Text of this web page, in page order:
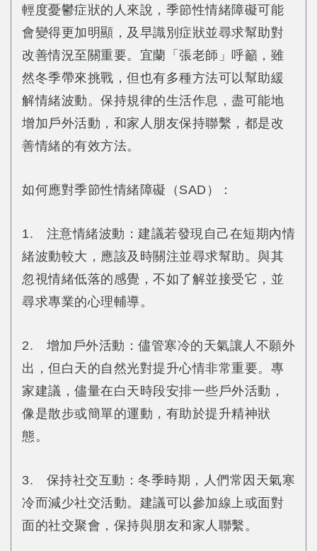
輕度憂鬱症狀的人來說，季節性情緒障礙可能
會變得更加明顯，及早識別症狀並尋求幫助對
改善情況至關重要。宜蘭「張老師」呼籲，雖
然冬季帶來挑戰，但也有多種方法可以幫助緩
解情緒波動。保持規律的生活作息，盡可能地
增加戶外活動，和家人朋友保持聯繫，都是改
善情緒的有效方法。
如何應對季節性情緒障礙（SAD）：
1. 注意情緒波動：建議若發現自己在短期內情
緒波動較大，應該及時關注並尋求幫助。與其
忽視情緒低落的感覺，不如了解並接受它，並
尋求專業的心理輔導。
2. 增加戶外活動：儘管寒冷的天氣讓人不願外
出，但白天的自然光對提升心情非常重要。專
家建議，儘量在白天時段安排一些戶外活動，
像是散步或簡單的運動，有助於提升精神狀
態。
3. 保持社交互動：冬季時期，人們常因天氣寒
冷而減少社交活動。建議可以參加線上或面對
面的社交聚會，保持與朋友和家人聯繫。